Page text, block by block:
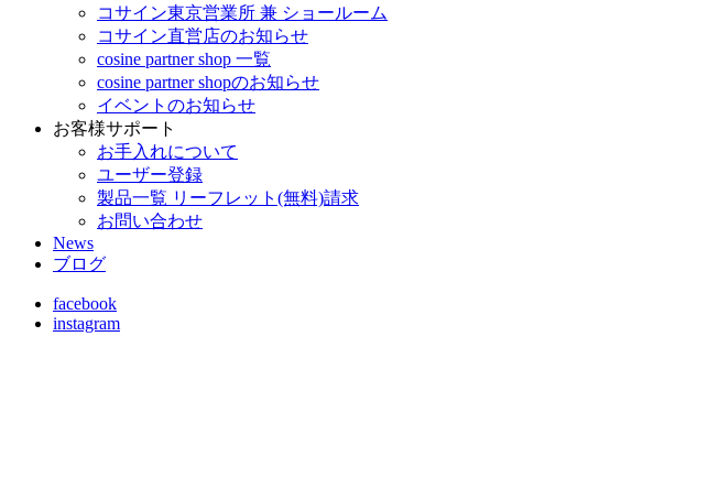
コサイン東京営業所 兼 ショールーム
コサイン直営店のお知らせ
cosine partner shop 一覧
cosine partner shopのお知らせ
イベントのお知らせ
お客様サポート
お手入れについて
ユーザー登録
製品一覧 リーフレット(無料)請求
お問い合わせ
News
ブログ
facebook
instagram